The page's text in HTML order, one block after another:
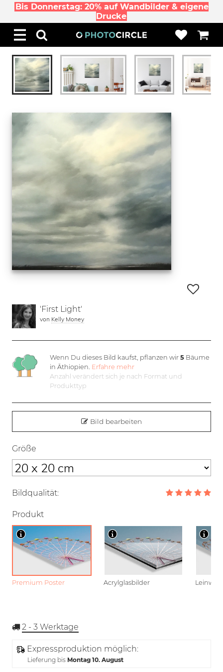
Bis Donnerstag: 20% auf Wandbilder & eigene
Drucke
'First Light'
von Kelly Money
Wenn Du dieses Bild kaufst, pflanzen wir5 Bäume
in Äthiopien. Erfahre mehr
Anzahl verändert sich je nach Format und
Produkttyp
Bild bearbeiten
Größe
Bildqualität:
Produkt
Premium Poster Acrylglasbilder
2 - 3 Werktage
Expressproduktion möglich:
Lieferung bis Montag 10. August